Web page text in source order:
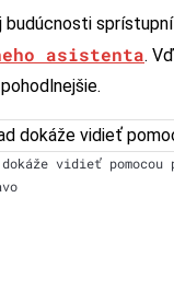
budúcnosti
asistenta.
vidieť